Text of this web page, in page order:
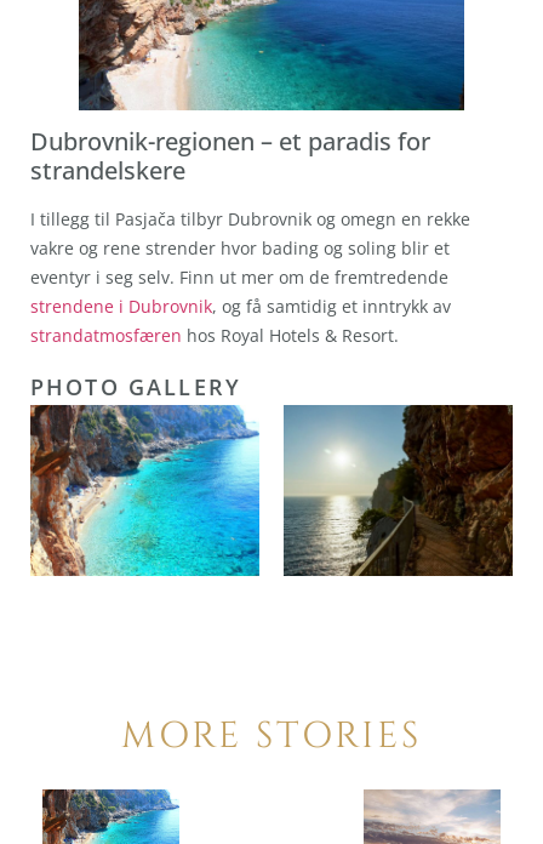
Dubrovnik-regionen – et paradis for
strandelskere
I tillegg til Pasjača tilbyr Dubrovnik og omegn en rekke
vakre og rene strender hvor bading og soling blir et
eventyr i seg selv. Finn ut mer om de fremtredende
strendene i Dubrovnik, og få samtidig et inntrykk av
strandatmosfæren hos Royal Hotels & Resort.
PHOTO GALLERY
MORE STORIES